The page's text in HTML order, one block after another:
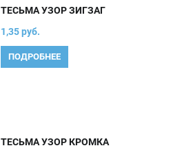
ТЕСЬМА УЗОР ЗИГЗАГ
1,35 руб.
ПОДРОБНЕЕ
ТЕСЬМА УЗОР КРОМКА